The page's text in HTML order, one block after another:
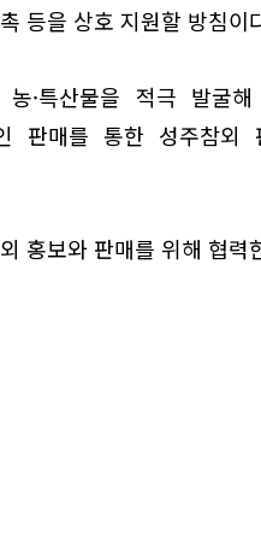
등을 상호 지원할 방침이
·특산물을 적극 발굴
판매를 통한 성주참외
홍보와 판매를 위해 협력